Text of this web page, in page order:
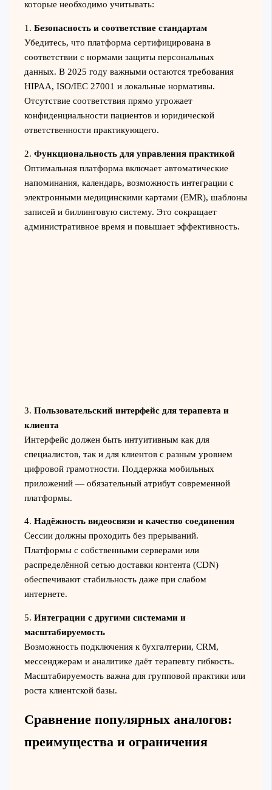
которые необходимо учитывать:
1. Безопасность и соответствие стандартам
Убедитесь, что платформа сертифицирована в
соответствии с нормами защиты персональных
данных. В 2025 году важными остаются требования
HIPAA, ISO/IEC 27001 и локальные нормативы.
Отсутствие соответствия прямо угрожает
конфиденциальности пациентов и юридической
ответственности практикующего.
2. Функциональность для управления практикой
Оптимальная платформа включает автоматические
напоминания, календарь, возможность интеграции с
электронными медицинскими картами (EMR), шаблоны
записей и биллинговую систему. Это сокращает
административное время и повышает эффективность.
3. Пользовательский интерфейс для терапевта и
клиента
Интерфейс должен быть интуитивным как для
специалистов, так и для клиентов с разным уровнем
цифровой грамотности. Поддержка мобильных
приложений — обязательный атрибут современной
платформы.
4. Надёжность видеосвязи и качество соединения
Сессии должны проходить без прерываний.
Платформы с собственными серверами или
распределённой сетью доставки контента (CDN)
обеспечивают стабильность даже при слабом
интернете.
5. Интеграции с другими системами и
масштабируемость
Возможность подключения к бухгалтерии, CRM,
мессенджерам и аналитике даёт терапевту гибкость.
Масштабируемость важна для групповой практики или
роста клиентской базы.
Сравнение популярных аналогов:
преимущества и ограничения